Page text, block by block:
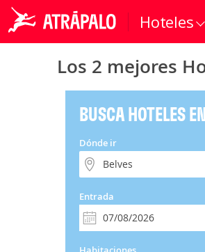
Hoteles
Los 2 mejores
BUSCA HOTELES
Dónde ir
Entrada